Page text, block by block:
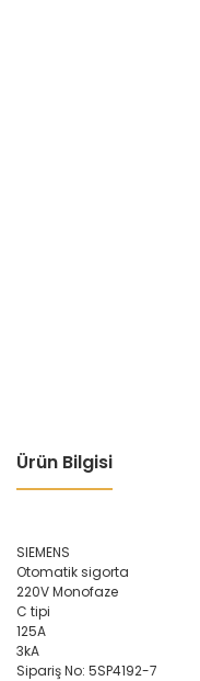
Ürün Bilgisi
SIEMENS
Otomatik sigorta
220V Monofaze
C tipi
125A
3kA
Sipariş No: 5SP4192-7